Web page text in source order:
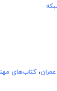
، کتاب‌های